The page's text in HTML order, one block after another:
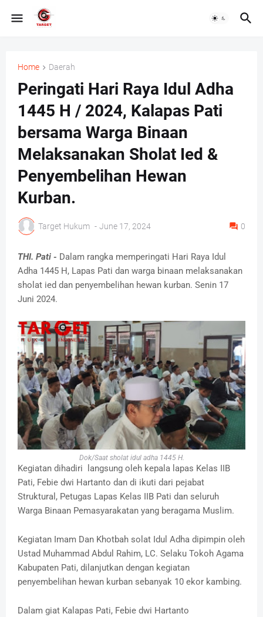
Home Daerah
Peringati Hari Raya Idul Adha
1445 H / 2024, Kalapas Pati
bersama Warga Binaan
Melaksanakan Sholat Ied &
Penyembelihan Hewan
Kurban.
Target Hukum - June 17, 2024 0
THI. Pati - Dalam rangka memperingati Hari Raya Idul
Adha 1445 H, Lapas Pati dan warga binaan melaksanakan
sholat ied dan penyembelihan hewan kurban. Senin 17
Juni 2024.
Dok/Saat sholat idul adha 1445 H.
Kegiatan dihadiri langsung oleh kepala lapas Kelas IIB
Pati, Febie dwi Hartanto dan di ikuti dari pejabat
Struktural, Petugas Lapas Kelas IIB Pati dan seluruh
Warga Binaan Pemasyarakatan yang beragama Muslim.
Kegiatan Imam Dan Khotbah solat Idul Adha dipimpin oleh
Ustad Muhammad Abdul Rahim, LC. Selaku Tokoh Agama
Kabupaten Pati, dilanjutkan dengan kegiatan
penyembelihan hewan kurban sebanyak 10 ekor kambing.
Dalam giat Kalapas Pati, Febie dwi Hartanto